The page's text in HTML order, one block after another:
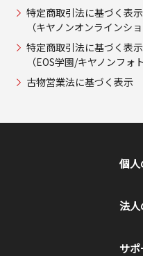
特定商取引法に基づく表示
（キヤノンオンラインショ
特定商取引法に基づく表示
（EOS学園/キヤノンフォ
古物営業法に基づく表示
個人
法人
サ